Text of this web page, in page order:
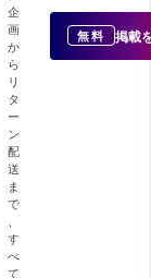
企
画
か
ら
リ
タ
ー
ン
配
送
ま
で
す
べ
て
無料 掲載